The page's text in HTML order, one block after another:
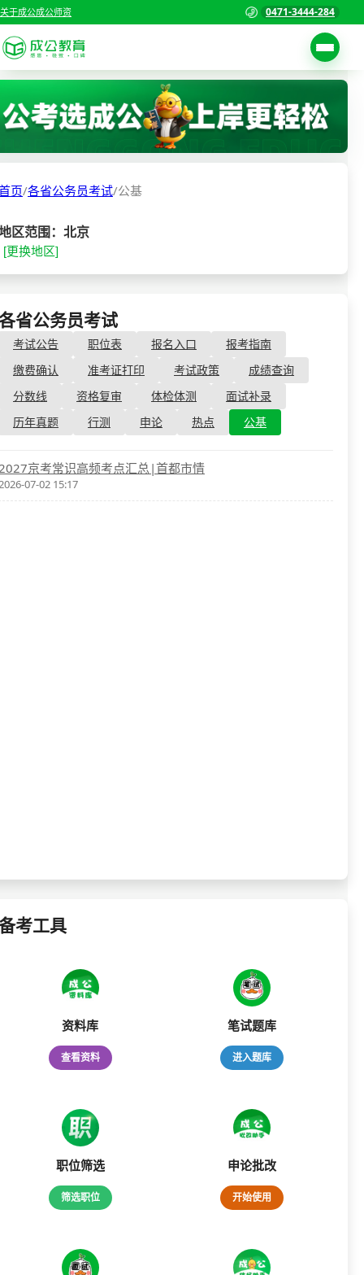
关于成公成公师资 0471-3444-284
考试公告
报考指南
缴费确认
准考证打印
成绩查询
分数线
资格复审
面试补录
历年真题
首页
国家公务员考试
各省公务员考试
教师资格/教师编制
国企/银行考试
页/各省公务员考试/公基
区范围：北京
[更换地区]
省公务员考试- 公基
考试公告 职位表 报名入口
报考指南
缴费确认
准考证打印 考试政策
成绩查询
分数线
资格复审 体检体测
面试补录
历年真题
行测 申论 热点 公基
京考常识高频考点汇总|首都市情
07-02 15:17
考工具
资料库
查看资料
笔试题库
进入题库
职位筛选
筛选职位
申论批改
开始使用